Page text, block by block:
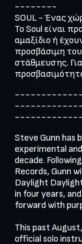
--------
SOUL - Ένας
Το Soul είναι
αμαξίδιο ή
προσβάσιμη
στάθμευσης.
Steve Gunn has
experimental
decade.
Records, Gunn
Daylight
in four years,
forward with
This past
official solo